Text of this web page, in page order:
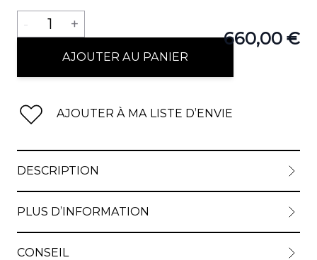
660,00 €
Quantité
- 1 +
AJOUTER AU PANIER
AJOUTER À MA LISTE D’ENVIE
DESCRIPTION
PLUS D’INFORMATION
CONSEIL